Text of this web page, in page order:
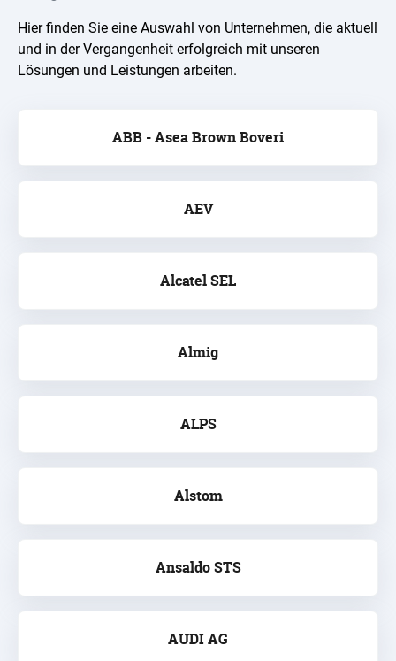
Hier finden Sie eine Auswahl von Unternehmen, die aktuell
und in der Vergangenheit erfolgreich mit unseren
Lösungen und Leistungen arbeiten.
ABB - Asea Brown Boveri
AEV
Alcatel SEL
Almig
ALPS
Alstom
Ansaldo STS
AUDI AG